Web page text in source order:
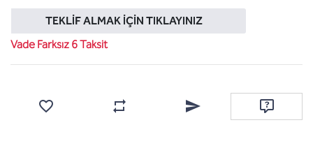
TEKLIF ALMAK İÇIN TIKLAYINIZ
Vade Farksız 6 Taksit
Karşılaştırma listesine ekleArkadaşına e-posta ile
Soru sor